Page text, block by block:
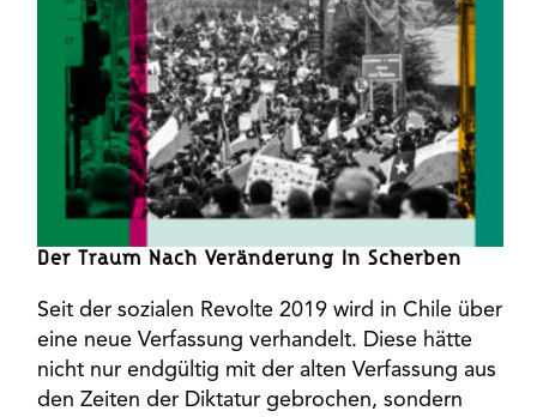
Der Traum Nach Veränderung In Scherben
Seit der sozialen Revolte 2019 wird in Chile über
eine neue Verfassung verhandelt. Diese hätte
nicht nur endgültig mit der alten Verfassung aus
den Zeiten der Diktatur gebrochen, sondern